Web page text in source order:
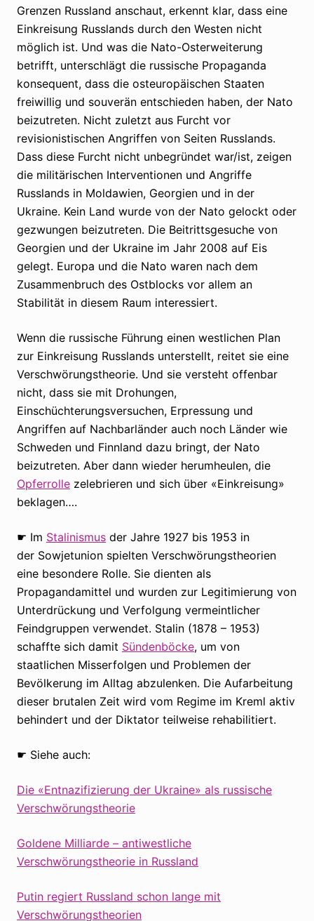
Grenzen Russland anschaut, erkennt klar, dass eine
Einkreisung Russlands durch den Westen nicht
möglich ist. Und was die Nato-Osterweiterung
betrifft, unterschlägt die russische Propaganda
konsequent, dass die osteuropäischen Staaten
freiwillig und souverän entschieden haben, der Nato
beizutreten. Nicht zuletzt aus Furcht vor
revisionistischen Angriffen von Seiten Russlands.
Dass diese Furcht nicht unbegründet war/ist, zeigen
die militärischen Interventionen und Angriffe
Russlands in Moldawien, Georgien und in der
Ukraine. Kein Land wurde von der Nato gelockt oder
gezwungen beizutreten. Die Beitrittsgesuche von
Georgien und der Ukraine im Jahr 2008 auf Eis
gelegt. Europa und die Nato waren nach dem
Zusammenbruch des Ostblocks vor allem an
Stabilität in diesem Raum interessiert.
Wenn die russische Führung einen westlichen Plan
zur Einkreisung Russlands unterstellt, reitet sie eine
Verschwörungstheorie. Und sie versteht offenbar
nicht, dass sie mit Drohungen,
Einschüchterungsversuchen, Erpressung und
Angriffen auf Nachbarländer auch noch Länder wie
Schweden und Finnland dazu bringt, der Nato
beizutreten. Aber dann wieder herumheulen, die
Opferrolle zelebrieren und sich über «Einkreisung»
beklagen….
☛ Im Stalinismus der Jahre 1927 bis 1953 in
der Sowjetunion spielten Verschwörungstheorien
eine besondere Rolle. Sie dienten als
Propagandamittel und wurden zur Legitimierung von
Unterdrückung und Verfolgung vermeintlicher
Feindgruppen verwendet. Stalin (1878 – 1953)
schaffte sich damit Sündenböcke, um von
staatlichen Misserfolgen und Problemen der
Bevölkerung im Alltag abzulenken. Die Aufarbeitung
dieser brutalen Zeit wird vom Regime im Kreml aktiv
behindert und der Diktator teilweise rehabilitiert.
☛ Siehe auch:
Die «Entnazifizierung der Ukraine» als russische
Verschwörungstheorie
Goldene Milliarde – antiwestliche
Verschwörungstheorie in Russland
Putin regiert Russland schon lange mit
Verschwörungstheorien